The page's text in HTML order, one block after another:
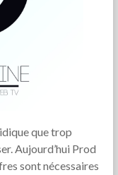
que trop
Aujourd’hui Prod
sont nécessaires